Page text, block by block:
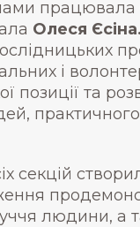
працювала
Олеся
і
позиції та
секцій
людини, а